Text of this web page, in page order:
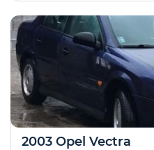
2003 Opel Vectra